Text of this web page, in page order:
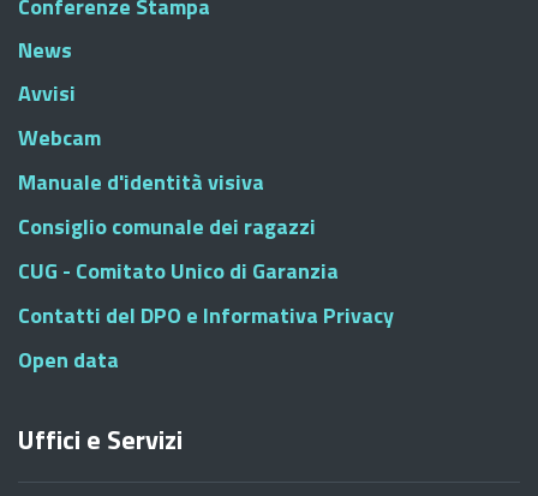
Conferenze Stampa
News
Avvisi
Webcam
Manuale d'identità visiva
Consiglio comunale dei ragazzi
CUG - Comitato Unico di Garanzia
Contatti del DPO e Informativa Privacy
Open data
Uffici e Servizi